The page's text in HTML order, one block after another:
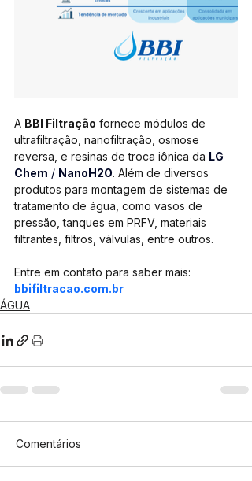
A BBI Filtração fornece módulos de
ultrafiltração, nanofiltração, osmose
reversa, e resinas de troca iônica da LG
Chem / NanoH2O. Além de diversos
produtos para montagem de sistemas de
tratamento de água, como vasos de
pressão, tanques em PRFV, materiais
filtrantes, filtros, válvulas, entre outros.
Entre em contato para saber mais:
bbifiltracao.com.br
ÁGUA
Comentários